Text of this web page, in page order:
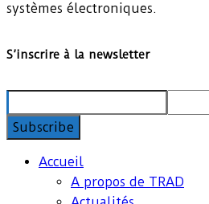
systèmes électroniques.
S’inscrire à la newsletter
Accueil
A propos de TRAD